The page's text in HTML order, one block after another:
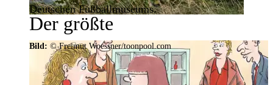
Der größte
Veranstaltungskalender der
Region
Deutschen Fußballmuseums.
Bild: © Freimut Woessner/toonpool.com